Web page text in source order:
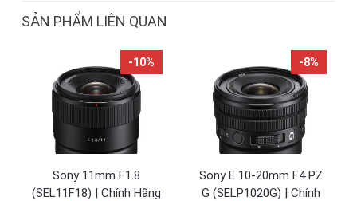
và tự nhiên hơn.
SẢN PHẨM LIÊN QUAN
-10%
Sony 11mm F1.8
(SEL11F18) | Chính Hãng
-8%
Sony E 10-20mm F4 PZ
G (SELP1020G) | Chính